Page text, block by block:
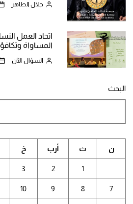
جلال الطاهر
اتحاد العمل
المساواة
السؤال الآن
البحث
ن ث أرب خ
1
2
3
7
8
9
10